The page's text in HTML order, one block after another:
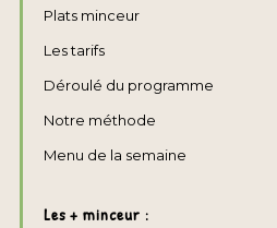
Plats minceur
Les tarifs
Déroulé du programme
Notre méthode
Menu de la semaine
Les + minceur :